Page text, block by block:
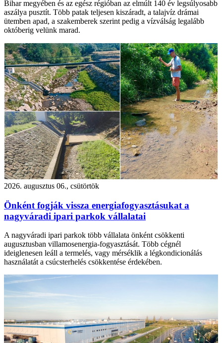
Bihar megyében és az egész régióban az elmúlt 140 év legsúlyosabb
aszálya pusztít. Több patak teljesen kiszáradt, a talajvíz drámai
ütemben apad, a szakemberek szerint pedig a vízválság legalább
októberig velünk marad.
2026. augusztus 06., csütörtök
Önként fogják vissza energiafogyasztásukat a
nagyváradi ipari parkok vállalatai
A nagyváradi ipari parkok több vállalata önként csökkenti
augusztusban villamosenergia-fogyasztását. Több cégnél
ideiglenesen leáll a termelés, vagy mérséklik a légkondicionálás
használatát a csúcsterhelés csökkentése érdekében.